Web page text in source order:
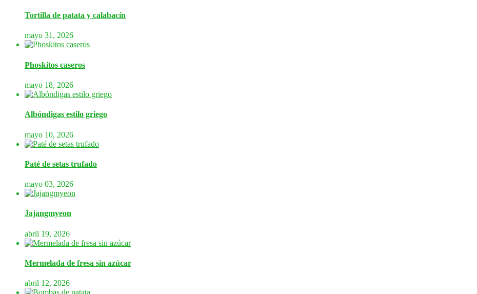
Tortilla de patata y calabacín
mayo 31, 2026
Phoskitos caseros
mayo 18, 2026
Albóndigas estilo griego
mayo 10, 2026
Paté de setas trufado
mayo 03, 2026
Jajangmyeon
abril 19, 2026
Mermelada de fresa sin azúcar
abril 12, 2026